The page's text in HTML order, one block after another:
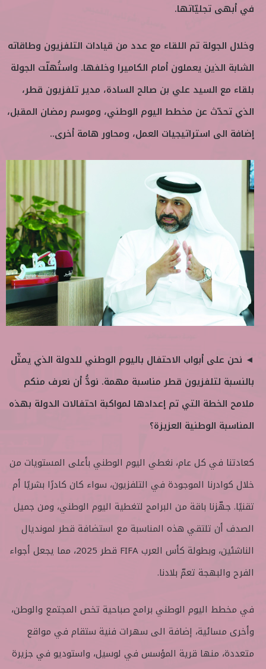
في أبهى تجليّاتها.
وخلال الجولة تم اللقاء مع عدد من قيادات التلفزيون وطاقاته
الشابة الذين يعملون أمام الكاميرا وخلفها. واستُهلّت الجولة
بلقاء مع السيد علي بن صالح السادة، مدير تلفزيون قطر،
الذي تحدّث عن مخطط اليوم الوطني، وموسم رمضان المقبل،
إضافة الى استراتيجيات العمل، ومحاور هامة أخرى..
◄ نحن على أبواب الاحتفال باليوم الوطني للدولة الذي يمثّل
بالنسبة لتلفزيون قطر مناسبة مهمة. نودُّ أن نعرف منكم
ملامح الخطة التي تم إعدادها لمواكبة احتفالات الدولة بهذه
المناسبة الوطنية العزيزة؟
كعادتنا في كل عام، نغطي اليوم الوطني بأعلى المستويات من
خلال كوادرنا الموجودة في التلفزيون، سواء كان كادرًا بشريًا أم
تقنيًا. جهّزنا باقة من البرامج لتغطية اليوم الوطني، ومن جميل
الصدف أن تلتقي هذه المناسبة مع استضافة قطر لمونديال
الناشئين، وبطولة كأس العرب FIFA قطر 2025، مما يجعل أجواء
الفرح والبهجة تعمّ بلادنا.
في مخطط اليوم الوطني برامج صباحية تخص المجتمع والوطن،
وأخرى مسائية، إضافة الى سهرات فنية ستقام في مواقع
متعددة، منها قرية المؤسس في لوسيل، واستوديو في جزيرة